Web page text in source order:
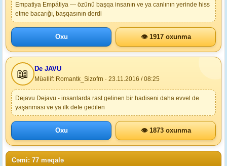
Empatiya Empátiya — özünü başqa insanın ve ya canlının yerinde hiss
etme bacarığı, başqasının derdi
Oxu 👁 1917 oxunma
📖 De JAVU
Müəllif: Romantk_Sizofrn · 23.11.2016 / 08:25
Dejavu Dejavu - insanlarda rast gelinen bir hadiseni daha evvel de
yaşanması ve ya ilk defe gedilen
Oxu 👁 1873 oxunma
Cəmi: 77 məqalə